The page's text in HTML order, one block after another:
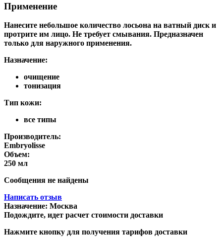
Применение
Нанесите небольшое количество лосьона на ватный диск и
протрите им лицо. Не требует смывания. Предназначен
только для наружного применения.
Назначение:
очищение
тонизация
Тип кожи:
все типы
Производитель:
Embryolisse
Объем:
250 мл
Сообщения не найдены
Написать отзыв
Назначение: Москва
Подождите, идет расчет стоимости доставки
Нажмите кнопку для получения тарифов доставки